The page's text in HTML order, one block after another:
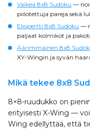
Vaikea 8x8 Sudoku —
piilotettuja pareja sekä
Ekspertti 8x8 Sudoku —
paljaat kolmikot ja
Äärimmäinen 8x8
XY-Wingin ja syvän
Mikä tekee 8x8
8×8-ruudukko on
erityisesti X-Wing —
Wing edellyttää, että